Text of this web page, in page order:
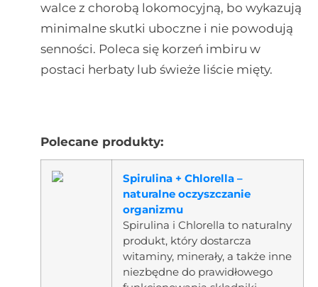
walce z chorobą lokomocyjną, bo wykazują
minimalne skutki uboczne i nie powodują
senności. Poleca się korzeń imbiru w
postaci herbaty lub świeże liście mięty.
Polecane produkty:
Spirulina + Chlorella –
naturalne oczyszczanie
organizmu
Spirulina i Chlorella to naturalny
produkt, który dostarcza
witaminy, minerały, a także inne
niezbędne do prawidłowego